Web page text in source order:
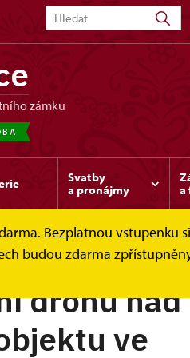
zámku
Svatby
a pronájmy
a
Bezplatnou vstupenku
budou zdarma
dronů nad
ve